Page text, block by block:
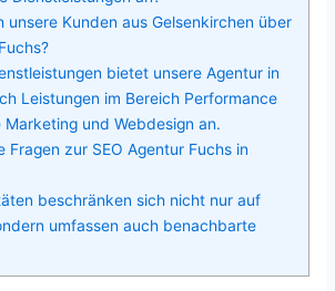
unsere Kunden aus Gelsenkirchen über
bietet unsere Agentur in
Leistungen im Bereich Performance
Marketing und Webdesign an.
Fragen zur SEO Agentur Fuchs in
beschränken sich nicht nur auf
umfassen auch benachbarte